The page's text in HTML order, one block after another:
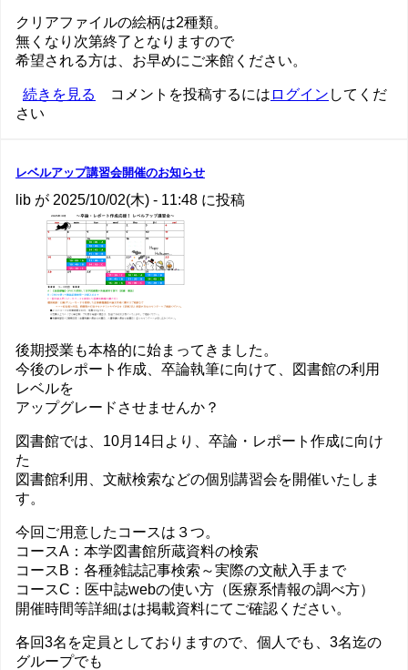
クリアファイルの絵柄は2種類。
無くなり次第終了となりますので
希望される方は、お早めにご来館ください。
読
書
2025
じ
の
続きを見る コメントを投稿するには ログイン してくだ
さい
レベルアップ講習会開催のお知らせ
lib が 2025/10/02(木) - 11:48 に投稿
後期授業も本格的に始まってきました。
今後のレポート作成、卒論執筆に向けて、図書館の利用
レベルを
アップグレードさせませんか？
図書館では、10月14日より、卒論・レポート作成に向け
た
図書館利用、文献検索などの個別講習会を開催いたしま
す。
今回ご用意したコースは３つ。
コースA：本学図書館所蔵資料の検索
コースB：各種雑誌記事検索～実際の文献入手まで
コースC：医中誌webの使い方（医療系情報の調べ方）
開催時間等詳細はは掲載資料にてご確認ください。
各回3名を定員としておりますので、個人でも、3名迄の
グループでも